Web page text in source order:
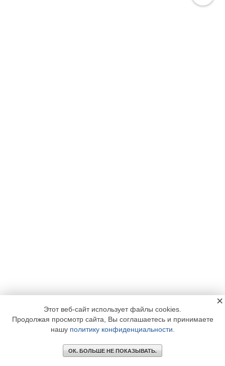
Этот веб-сайт использует файлы cookies.
Продолжая просмотр сайта, Вы соглашаетесь и принимаете
нашу политику конфиденциальности
ОК. БОЛЬШЕ НЕ ПОКАЗЫВАТЬ.
×